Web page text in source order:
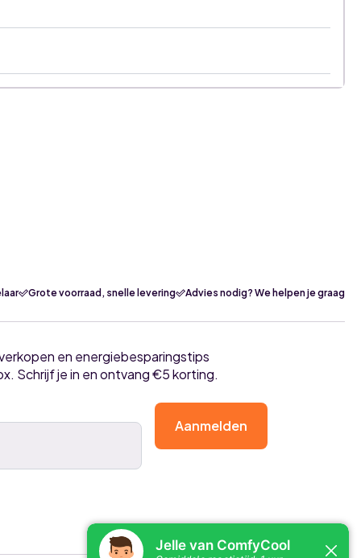
Grote voorraad, snelle levering Advies nodig? We helpen je graag
en energiebesparingstips
Schrijf je in en ontvang €5 korting.
Aanmelden